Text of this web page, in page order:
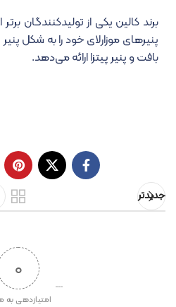
برند کالین یکی از تولیدکنندگان
پنیرهای موزارلای خود را به شکل
بافت و پنیر پیتزا ارائه می‌دهد.
جدیدتر
0
امتیازدهی به